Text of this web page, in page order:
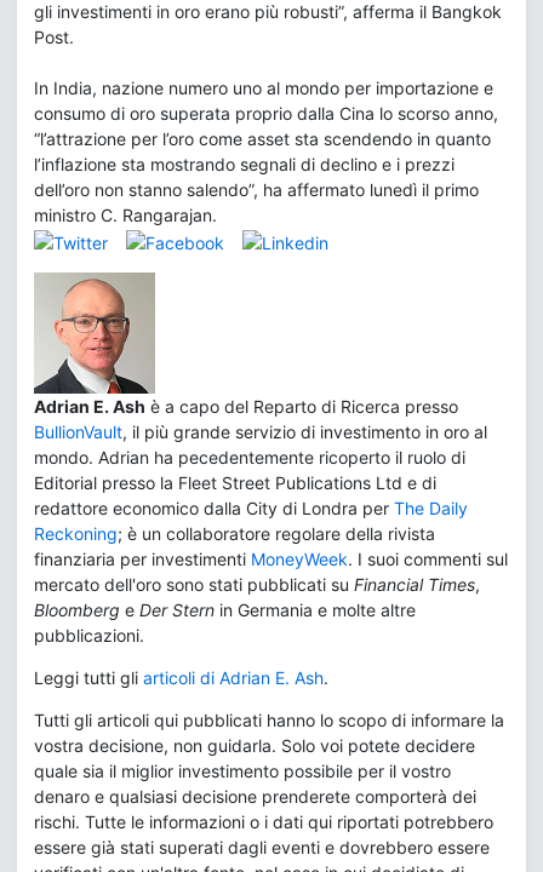
gli investimenti in oro erano più robusti”, afferma il Bangkok
Post.
In India, nazione numero uno al mondo per importazione e
consumo di oro superata proprio dalla Cina lo scorso anno,
“l’attrazione per l’oro come asset sta scendendo in quanto
l’inflazione sta mostrando segnali di declino e i prezzi
dell’oro non stanno salendo”, ha affermato lunedì il primo
ministro C. Rangarajan.
Adrian E. Ash è a capo del Reparto di Ricerca presso
BullionVault, il più grande servizio di investimento in oro al
mondo. Adrian ha pecedentemente ricoperto il ruolo di
Editorial presso la Fleet Street Publications Ltd e di
redattore economico dalla City di Londra per The Daily
Reckoning; è un collaboratore regolare della rivista
finanziaria per investimenti MoneyWeek. I suoi commenti sul
mercato dell'oro sono stati pubblicati su Financial Times,
Bloomberg e Der Stern in Germania e molte altre
pubblicazioni.
Leggi tutti gli articoli di Adrian E. Ash.
Tutti gli articoli qui pubblicati hanno lo scopo di informare la
vostra decisione, non guidarla. Solo voi potete decidere
quale sia il miglior investimento possibile per il vostro
denaro e qualsiasi decisione prenderete comporterà dei
rischi. Tutte le informazioni o i dati qui riportati potrebbero
essere già stati superati dagli eventi e dovrebbero essere